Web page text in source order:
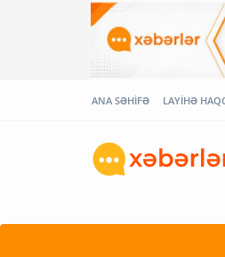
ANA SƏHİFƏ LAYİHƏ